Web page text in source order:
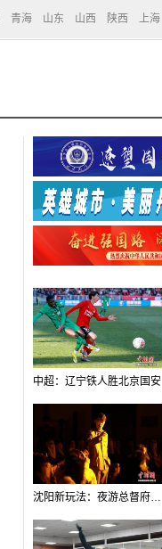
青海 山东 山西 陕西 上海
中超：辽宁铁人胜北京国安
沈阳新玩法：夜游总督府，当一回“赴宴者”